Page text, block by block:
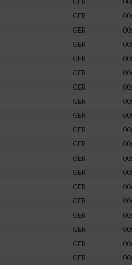
GER
GER
GER
GER
GER
GER
GER
GER
GER
GER
GER
GER
GER
GER
GER
GER
GER
GER